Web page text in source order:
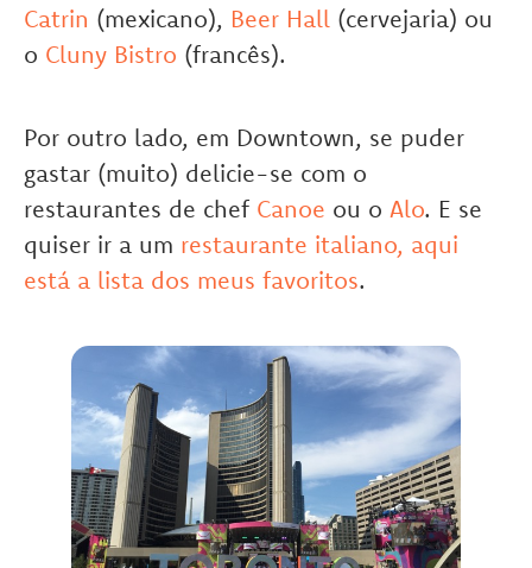
Catrin (mexicano), Beer Hall (cervejaria) ou
o Cluny Bistro (francês).
Por outro lado, em Downtown, se puder
gastar (muito) delicie-se com o
restaurantes de chef Canoe ou o Alo. E se
quiser ir a um restaurante italiano, aqui
está a lista dos meus favoritos.